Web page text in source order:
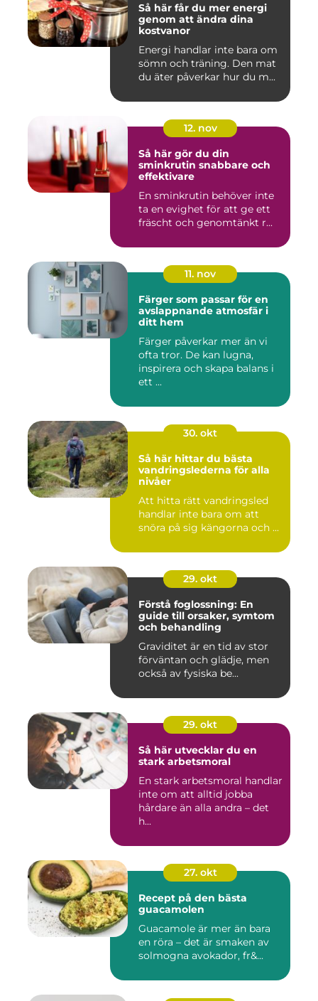
Så här får du mer energi
genom att ändra dina
kostvanor
Energi handlar inte bara om
sömn och träning. Den mat
du äter påverkar hur du m...
12. nov
Så här gör du din
sminkrutin snabbare och
effektivare
En sminkrutin behöver inte
ta en evighet för att ge ett
fräscht och genomtänkt r...
11. nov
Färger som passar för en
avslappnande atmosfär i
ditt hem
Färger påverkar mer än vi
ofta tror. De kan lugna,
inspirera och skapa balans i
ett ...
30. okt
Så här hittar du bästa
vandringslederna för alla
nivåer
Att hitta rätt vandringsled
handlar inte bara om att
snöra på sig kängorna och ...
29. okt
Förstå foglossning: En
guide till orsaker, symtom
och behandling
Graviditet är en tid av stor
förväntan och glädje, men
också av fysiska be...
29. okt
Så här utvecklar du en
stark arbetsmoral
En stark arbetsmoral handlar
inte om att alltid jobba
hårdare än alla andra – det
h...
27. okt
Recept på den bästa
guacamolen
Guacamole är mer än bara
en röra – det är smaken av
solmogna avokador, fr&...